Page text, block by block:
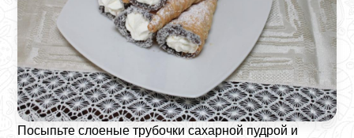
Посыпьте слоеные трубочки сахарной пудрой и